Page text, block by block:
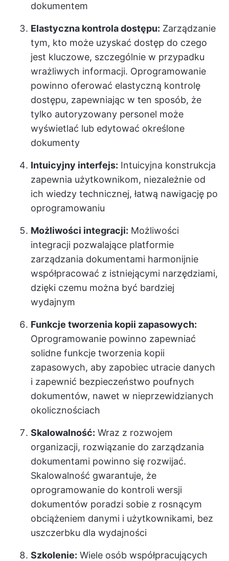
dokumentem
Elastyczna kontrola dostępu: Zarządzanie
tym, kto może uzyskać dostęp do czego
jest kluczowe, szczególnie w przypadku
wrażliwych informacji. Oprogramowanie
powinno oferować elastyczną kontrolę
dostępu, zapewniając w ten sposób, że
tylko autoryzowany personel może
wyświetlać lub edytować określone
dokumenty
Intuicyjny interfejs: Intuicyjna konstrukcja
zapewnia użytkownikom, niezależnie od
ich wiedzy technicznej, łatwą nawigację po
oprogramowaniu
Możliwości integracji: Możliwości
integracji pozwalające platformie
zarządzania dokumentami harmonijnie
współpracować z istniejącymi narzędziami,
dzięki czemu można być bardziej
wydajnym
Funkcje tworzenia kopii zapasowych:
Oprogramowanie powinno zapewniać
solidne funkcje tworzenia kopii
zapasowych, aby zapobiec utracie danych
i zapewnić bezpieczeństwo poufnych
dokumentów, nawet w nieprzewidzianych
okolicznościach
Skalowalność: Wraz z rozwojem
organizacji, rozwiązanie do zarządzania
dokumentami powinno się rozwijać.
Skalowalność gwarantuje, że
oprogramowanie do kontroli wersji
dokumentów poradzi sobie z rosnącym
obciążeniem danymi i użytkownikami, bez
uszczerbku dla wydajności
Szkolenie: Wiele osób współpracujących